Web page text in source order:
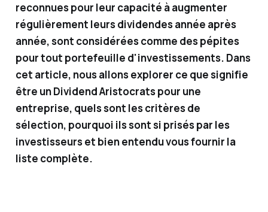
reconnues pour leur capacité à augmenter
régulièrement leurs dividendes année après
année, sont considérées comme des pépites
pour tout portefeuille d'investissements. Dans
cet article, nous allons explorer ce que signifie
être un Dividend Aristocrats pour une
entreprise, quels sont les critères de
sélection, pourquoi ils sont si prisés par les
investisseurs et bien entendu vous fournir la
liste complète.
vous
partag
solutio
ns
simple
s (et
moins
simple